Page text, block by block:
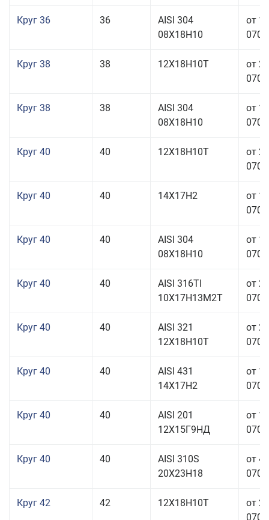
Круг 36 36
AISI 304
08Х18Н10
от
Круг 38 38 12Х18Н10Т
от
Круг 38 38
AISI 304
08Х18Н10
от
Круг 40 40 12Х18Н10Т
от
Круг 40 40 14Х17Н2
от
Круг 40 40
AISI 304
08Х18Н10
от
Круг 40 40
AISI 316TI
10Х17Н13М2Т
от
Круг 40 40
AISI 321
12Х18Н10Т
от
Круг 40 40
AISI 431
14Х17Н2
от
Круг 40 40
AISI 201
12Х15Г9НД
от
Круг 40 40
AISI 310S
20Х23Н18
от
Круг 42 42 12Х18Н10Т
от